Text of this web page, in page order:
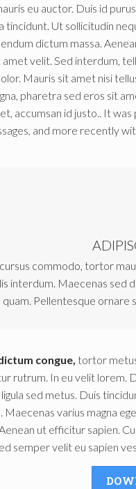
eu auctor. Duis id
tincidunt. Ut sollicitudin
dictum massa.
velit. Sed interdum,
Mauris sit amet nisi
pharetra sed eros sit
accumsan id justo.. It
and more recently
commodo, tortor
interdum. Maecenas sed
quam. Pellentesque ornare
congue, tortor
rutrum. In eu velit lorem.
sed metus. Duis
varius magna
ut efficitur sapien.
semper velit eu sapien